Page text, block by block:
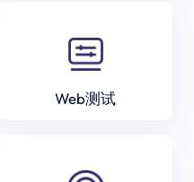
Web测试